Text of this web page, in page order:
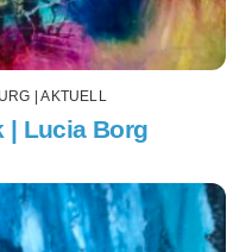
| AKTUELL
| Lucia Borg